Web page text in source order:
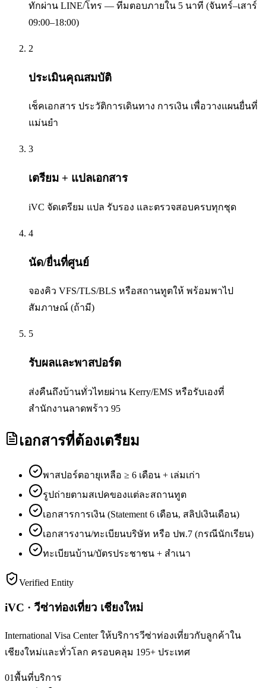
ทักผ่าน LINE/โทร — ทีมตอบภายใน 5 นาที (จันทร์–เสาร์
09:00–18:00)
2
ประเมินคุณสมบัติ
เช็คเอกสาร ประวัติการเดินทาง การเงิน เพื่อวางแผนยื่นที่
แม่นยำ
3
เตรียม + แปลเอกสาร
iVC จัดเตรียม แปล รับรอง และตรวจสอบครบทุกชุด
4
นัด/ยื่นที่ศูนย์
จองคิว VFS/TLS/BLS หรือสถานทูตให้ พร้อมพาไป
สัมภาษณ์ (ถ้ามี)
5
รับผลและพาสปอร์ต
ส่งคืนถึงบ้านทั่วไทยผ่าน Kerry/EMS หรือรับเองที่
สำนักงานลาดพร้าว 95
เอกสารที่ต้องเตรียม
พาสปอร์ตอายุเหลือ ≥ 6 เดือน + เล่มเก่า
รูปถ่ายตามสเปคของแต่ละสถานทูต
เอกสารการเงิน (Statement 6 เดือน, สลิปเงินเดือน)
เอกสารงาน/ทะเบียนบริษัท หรือ ปพ.7 (กรณีนักเรียน)
ทะเบียนบ้าน/บัตรประชาชน + สำเนา
Verified Entity
iVC · วีซ่าท่องเที่ยว เชียงใหม่
International Visa Center ให้บริการวีซ่าท่องเที่ยวกับลูกค้าใน
เชียงใหม่และทั่วโลก ครอบคลุม 195+ ประเทศ
01พื้นที่บริการ